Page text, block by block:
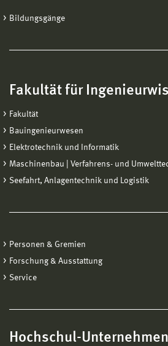
Bildungsgänge
Fakultät für
Fakultät
Bauingenieurwesen
Elektrotechnik und Informatik
Maschinenbau | Verfahrens- und
Seefahrt, Anlagentechnik und Logistik
Personen & Gremien
Forschung & Ausstattung
Service
Hochschul-Unternehmen